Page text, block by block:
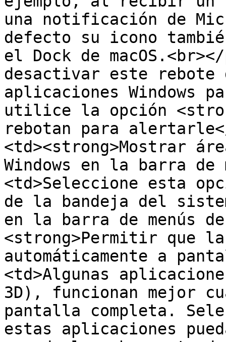
una notificación de
defecto su icono
el Dock de
desactivar este
aplicaciones Windows
utilice la opción
rebotan para
<td><strong>Mostrar
Windows en la barra de
<td>Seleccione esta
de la bandeja del
en la barra de menús
<strong>Permitir que
automáticamente a
<td>Algunas
3D), funcionan mejor
pantalla completa.
estas aplicaciones